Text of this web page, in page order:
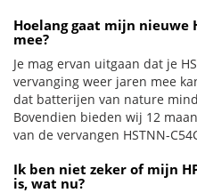
Hoelang gaat mijn nieuwe
mee?
Je mag ervan uitgaan dat je
vervanging weer jaren mee
dat batterijen van nature
Bovendien bieden wij 12
van de vervangen HSTNN-
Ik ben niet zeker of mijn
is, wat nu?